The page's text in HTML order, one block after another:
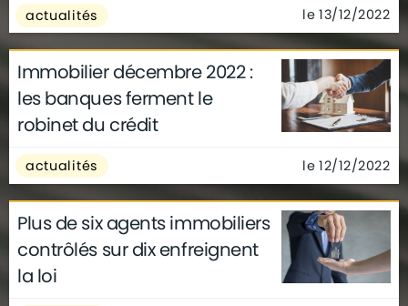
technologie
actualités le 13/12/2022
Immobilier décembre 2022 :
les banques ferment le
robinet du crédit
actualités le 12/12/2022
Plus de six agents immobiliers
contrôlés sur dix enfreignent
la loi